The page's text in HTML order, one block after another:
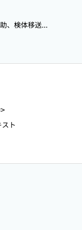
、検体移送...
ト